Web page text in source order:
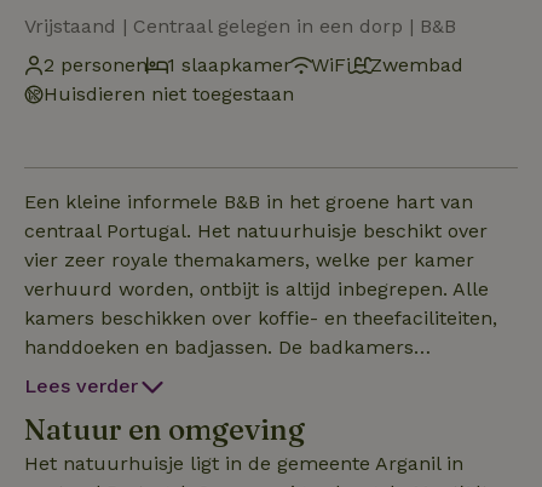
Vrijstaand | Centraal gelegen in een dorp | B&B
2 personen
1 slaapkamer WiFi
Zwembad
Huisdieren niet toegestaan
Een kleine informele B&B in het groene hart van
centraal Portugal. Het natuurhuisje beschikt over
vier zeer royale themakamers, welke per kamer
verhuurd worden, ontbijt is altijd inbegrepen. Alle
kamers beschikken over koffie- en theefaciliteiten,
handdoeken en badjassen. De badkamers
beschikken over een fohn en zeep. Elke kamer heeft
room(35669), de Byzanthijnse kamer (356670), de
Retro kamer (3566..) en de Far East kamer (
Lees verder
Natuur en omgeving
Het natuurhuisje ligt in de gemeente Arganil in